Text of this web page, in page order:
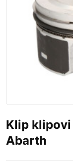
Klip klipovi
Abarth